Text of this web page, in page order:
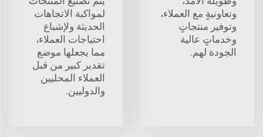
وتعاونيةٍ مع العملاء،
وتوفير منتجاتٍ
وخدماتٍ عالية
الجودة لهم.
لمواكبة الاتجاهات
الحديثة ولإشباع
احتياجات العملاء،
مما يجعلها موضع
تقدير كبير من قبل
العملاء المحليين
والدوليين.